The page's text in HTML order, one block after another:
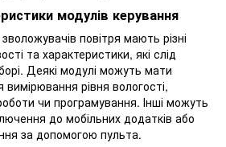
модулів керування
повітря мають різні
та характеристики, які слід
Деякі модулі можуть мати
рівня вологості,
чи програмування. Інші можуть
до мобільних додатків або
за допомогою пульта.